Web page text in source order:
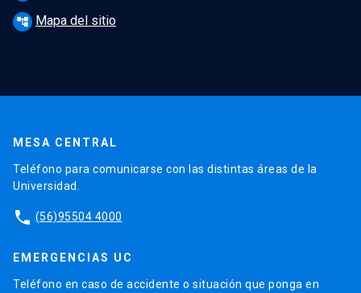
account_tree Mapa del sitio
MESA CENTRAL
Teléfono para comunicarse con las distintas áreas de la
Universidad.
phone (56)95504 4000
EMERGENCIAS UC
Teléfono en caso de accidente o situación que ponga en